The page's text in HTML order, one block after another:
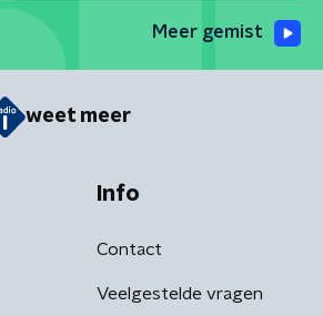
Meer gemist
weet meer
Info
Contact
Veelgestelde vragen